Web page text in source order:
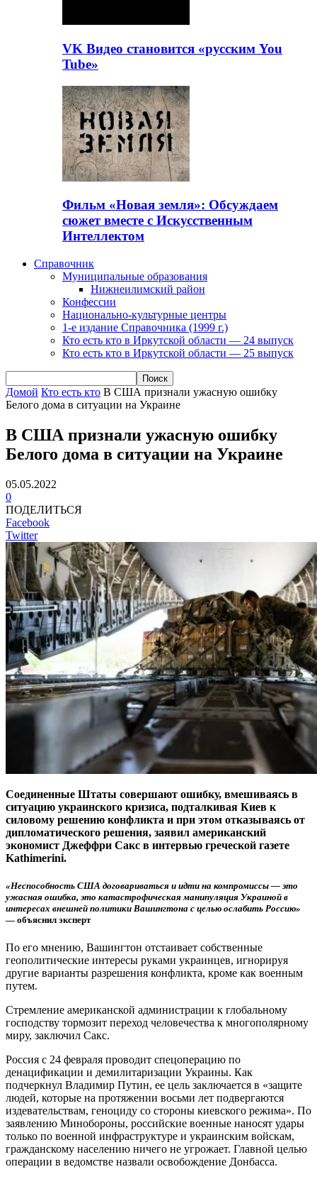
VK Видео становится «русским You
Tube»
Фильм «Новая земля»: Обсуждаем
сюжет вместе с Искусственным
Интеллектом
Справочник
Муниципальные образования
Нижнеилимский район
Конфессии
Национально-культурные центры
1-е издание Справочника (1999 г.)
Кто есть кто в Иркутской области — 24 выпуск
Кто есть кто в Иркутской области — 25 выпуск
Домой Кто есть кто В США признали ужасную ошибку
Белого дома в ситуации на Украине
В США признали ужасную ошибку
Белого дома в ситуации на Украине
05.05.2022
0
ПОДЕЛИТЬСЯ
Facebook
Twitter
Соединенные Штаты совершают ошибку, вмешиваясь в
ситуацию украинского кризиса, подталкивая Киев к
силовому решению конфликта и при этом отказываясь от
дипломатического решения, заявил американский
экономист Джеффри Сакс в интервью греческой газете
Kathimerini.
«Неспособность США договариваться и идти на компромиссы — это
ужасная ошибка, это катастрофическая манипуляция Украиной в
интересах внешней политики Вашингтона с целью ослабить Россию»
— объяснил эксперт
По его мнению, Вашингтон отстаивает собственные
геополитические интересы руками украинцев, игнорируя
другие варианты разрешения конфликта, кроме как военным
путем.
Стремление американской администрации к глобальному
господству тормозит переход человечества к многополярному
миру, заключил Сакс.
Россия с 24 февраля проводит спецоперацию по
денацификации и демилитаризации Украины. Как
подчеркнул Владимир Путин, ее цель заключается в «защите
людей, которые на протяжении восьми лет подвергаются
издевательствам, геноциду со стороны киевского режима». По
заявлению Минобороны, российские военные наносят удары
только по военной инфраструктуре и украинским войскам,
гражданскому населению ничего не угрожает. Главной целью
операции в ведомстве назвали освобождение Донбасса.